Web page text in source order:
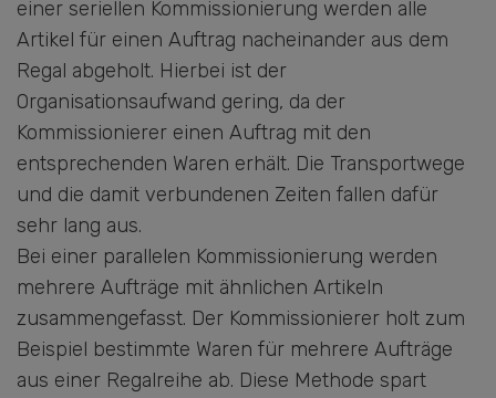
einer seriellen Kommissionierung werden alle
Artikel für einen Auftrag nacheinander aus dem
Regal abgeholt. Hierbei ist der
Organisationsaufwand gering, da der
Kommissionierer einen Auftrag mit den
entsprechenden Waren erhält. Die Transportwege
und die damit verbundenen Zeiten fallen dafür
sehr lang aus.
Bei einer parallelen Kommissionierung werden
mehrere Aufträge mit ähnlichen Artikeln
zusammengefasst. Der Kommissionierer holt zum
Beispiel bestimmte Waren für mehrere Aufträge
aus einer Regalreihe ab. Diese Methode spart